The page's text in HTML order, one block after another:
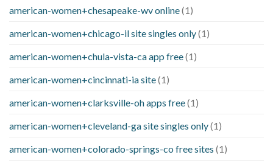
american-women+chesapeake-wv online(1)
american-women+chicago-il site singles only(1)
american-women+chula-vista-ca app free(1)
american-women+cincinnati-ia site(1)
american-women+clarksville-oh apps free(1)
american-women+cleveland-ga site singles only(1)
american-women+colorado-springs-co free sites (1)